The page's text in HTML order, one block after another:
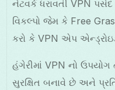
નેટવર્ક ધરાવતી VPN
વિકલ્પો જેમ કે Free
કરો કે VPN એપ
હંગેરીમાં VPN નો
સુરક્ષિત બનાવે છે અને